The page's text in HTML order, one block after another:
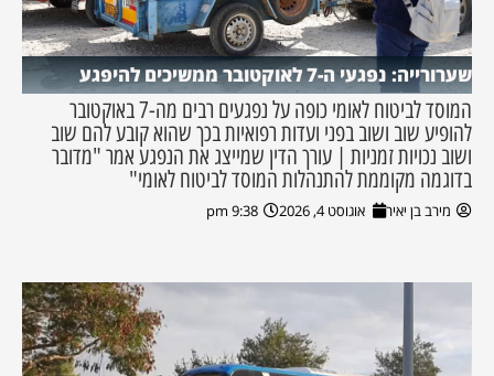
שערורייה: נפגעי ה-7 לאוקטובר ממשיכים להיפגע
המוסד לביטוח לאומי כופה על נפגעים רבים מה-7 באוקטובר
להופיע שוב ושוב בפני ועדות רפואיות בכך שהוא קובע להם שוב
ושוב נכויות זמניות | עורך הדין שמייצג את הנפגע אמר "מדובר
בדוגמה מקוממת להתנהלות המוסד לביטוח לאומי"
מירב בן יאיר אוגוסט 4, 2026 9:38 pm